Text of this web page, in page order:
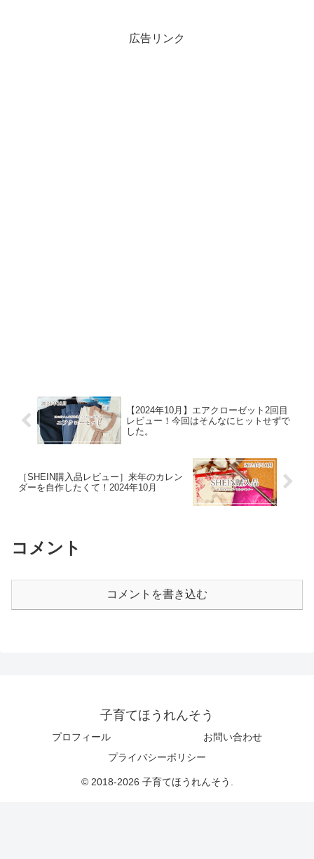
テムも♪（※別途送料がかかるも
は110円だったので、思い切っ...
広告リンク
【2024年10月】エアクローゼット2回目
レビュー！今回はそんなにヒットせずで
した。
［SHEIN購入品レビュー］来年のカレン
ダーを自作したくて！2024年10月
コメント
コメントを書き込む
子育てほうれんそう
プロフィール
お問い合わせ
プライバシーポリシー
© 2018-2026 子育てほうれんそう.